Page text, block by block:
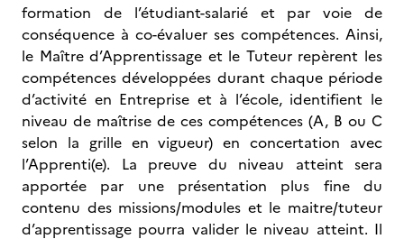
formation de l’étudiant-salarié et par voie de
conséquence à co-évaluer ses compétences. Ainsi,
le Maître d’Apprentissage et le Tuteur repèrent les
compétences développées durant chaque période
d’activité en Entreprise et à l’école, identifient le
niveau de maîtrise de ces compétences (A, B ou C
selon la grille en vigueur) en concertation avec
l’Apprenti(e). La preuve du niveau atteint sera
apportée par une présentation plus fine du
contenu des missions/modules et le maitre/tuteur
d’apprentissage pourra valider le niveau atteint. Il